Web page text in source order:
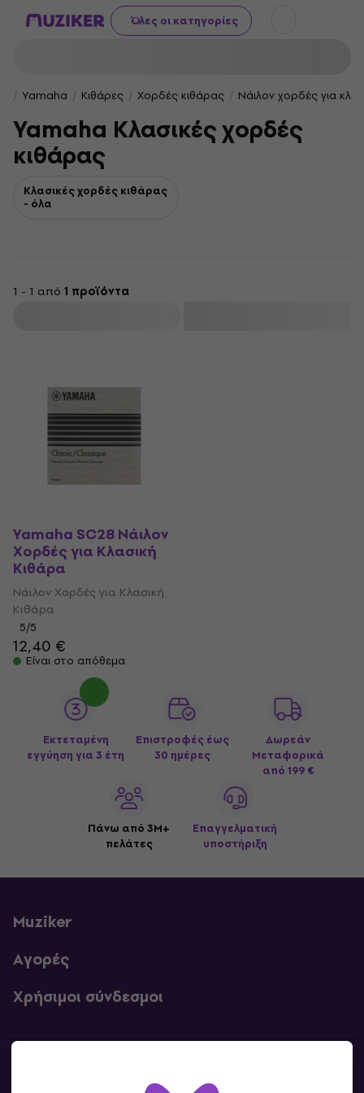
Όλες οι κατηγορίες
Yamaha Κιθάρες Χορδές κιθάρας Νάιλον χορδές για
Yamaha Κλασικές χορδές
κιθάρας
Κλασικές χορδές κιθάρας
- όλα
1 - 1 από 1 προϊόντα
Yamaha SC28 Νάιλον
Χορδές για Κλασική
Κιθάρα
Νάιλον Χορδές για Κλασική
Κιθάρα
5/5
12,40 €
Είναι στο απόθεμα
Εκτεταμένη
εγγύηση για 3 έτη
Επιστροφές έως
30 ημέρες
Δωρεάν
Μεταφορικά
από 199 €
Πάνω από 3M+
πελάτες
Επαγγελματική
υποστήριξη
Muziker
Αγορές
Χρήσιμοι σύνδεσμοι